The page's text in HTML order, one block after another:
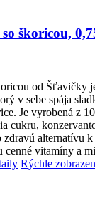
škoricou,
od Šťavičky
v sebe spája
Je vyrobená z
cukru,
alternatívu
cenné vitamíny a
Rýchle